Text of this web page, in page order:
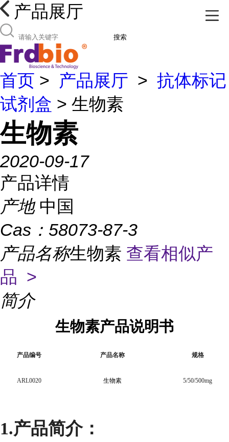
产品展厅
搜索
首页 > 产品展厅 > 抗体标记
试剂盒 > 生物素
生物素
2020-09-17
产品详情
产地 中国
Cas： 58073-87-3
产品名称生物素 查看相似产
品 >
简介
生物素产品说明书
产品编号 产品名称 规格
ARL0020 生物素 5/50/500mg
1.产品简介：